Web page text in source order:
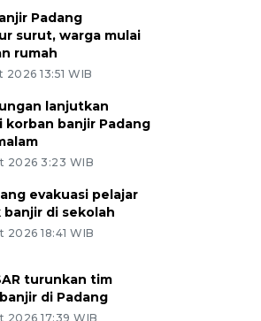
Padang
surut, warga mulai
rumah
13:51 WIB
lanjutkan
korban banjir Padang
2026 3:23 WIB
evakuasi pelajar
di sekolah
2026 18:41 WIB
turunkan tim
di Padang
2026 17:39 WIB